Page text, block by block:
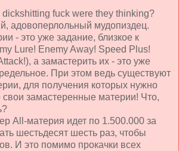
dickshitting fuck were they thinking?
адовоперлольный мудопиздец.
- это уже задание, близкое к
Lure! Enemy Away! Speed Plus!
а замастерить их - это уже
При этом ведь существуют
для получения которых нужно
свои замастеренные материи! Что,
All-материя идет по 1.500.000 за
шестьдесят шесть раз, чтобы
И это помимо прокачки всех